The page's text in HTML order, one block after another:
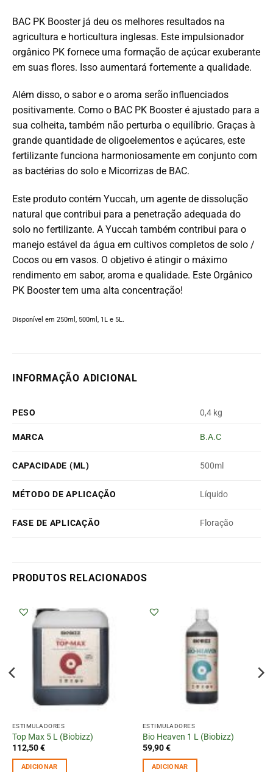
BAC PK Booster já deu os melhores resultados na
agricultura e horticultura inglesas. Este impulsionador
orgânico PK fornece uma formação de açúcar exuberante
em suas flores. Isso aumentará fortemente a qualidade.
Além disso, o sabor e o aroma serão influenciados
positivamente. Como o BAC PK Booster é ajustado para a
sua colheita, também não perturba o equilíbrio. Graças à
grande quantidade de oligoelementos e açúcares, este
fertilizante funciona harmoniosamente em conjunto com
as bactérias do solo e Micorrizas de BAC.
Este produto contém Yuccah, um agente de dissolução
natural que contribui para a penetração adequada do
solo no fertilizante. A Yuccah também contribui para o
manejo estável da água em cultivos completos de solo /
Cocos ou em vasos. O objetivo é atingir o máximo
rendimento em sabor, aroma e qualidade. Este Orgânico
PK Booster tem uma alta concentração!
Disponível em 250ml, 500ml, 1L e 5L.
INFORMAÇÃO ADICIONAL
PESO 0,4 kg
MARCA B.A.C
CAPACIDADE (ML) 500ml
MÉTODO DE APLICAÇÃO Líquido
FASE DE APLICAÇÃO Floração
PRODUTOS RELACIONADOS
ESTIMULADORES
Top Max 5 L (Biobizz)
112,50€
ADICIONAR
ESTIMULADORES
Bio Heaven 1 L (Biobizz)
59,90€
ADICIONAR